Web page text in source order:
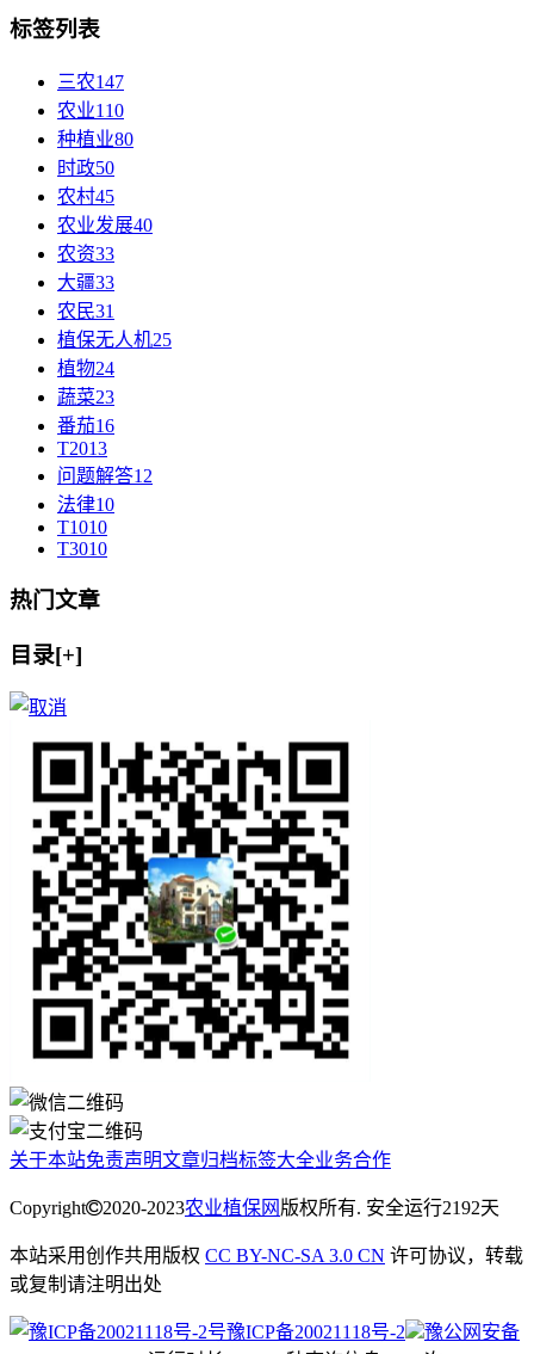
标签列表
三农147
农业110
种植业80
时政50
农村45
农业发展40
农资33
大疆33
农民31
植保无人机25
植物24
蔬菜23
番茄16
T2013
问题解答12
法律10
T1010
T3010
热门文章
目录[+]
关于本站免责声明文章归档标签大全业务合作
Copyright 2020-2023农业植保网 版权所有. 安全运行2192天
本站采用创作共用版权 CC BY-NC-SA 3.0 CN 许可协议，转载
或复制请注明出处
豫ICP备20021118号-2
豫公网安备